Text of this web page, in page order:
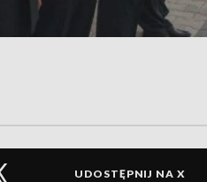
UDOSTĘPNIJ NA X